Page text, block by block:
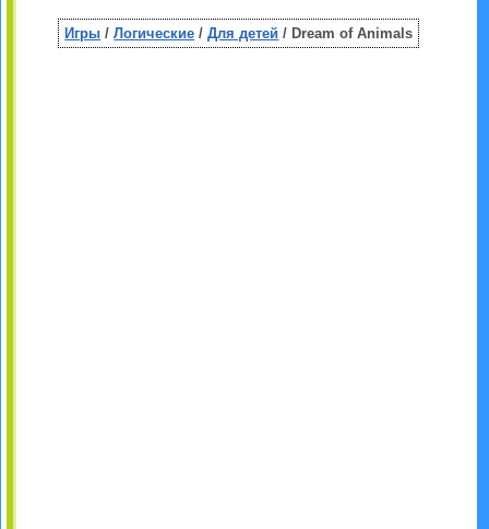
Игры /Логические /Для детей / Dream of Animals